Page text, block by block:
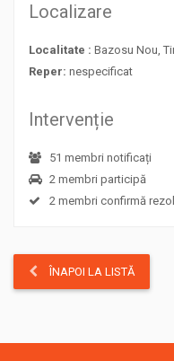
Localizare
Localitate : Bazosu Nou,
Reper: nespecificat
Intervenție
51 membri notificați
2 membri participă
2 membri confirmă
ÎNAPOI LA LISTĂ